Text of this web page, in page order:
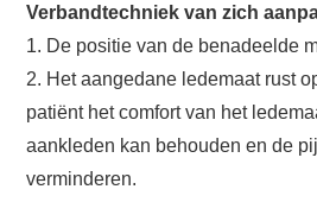
Verbandtechniek van zich
1. De positie van de benadeelde
2. Het aangedane ledemaat rust
patiënt het comfort van het
aankleden kan behouden en de
verminderen.